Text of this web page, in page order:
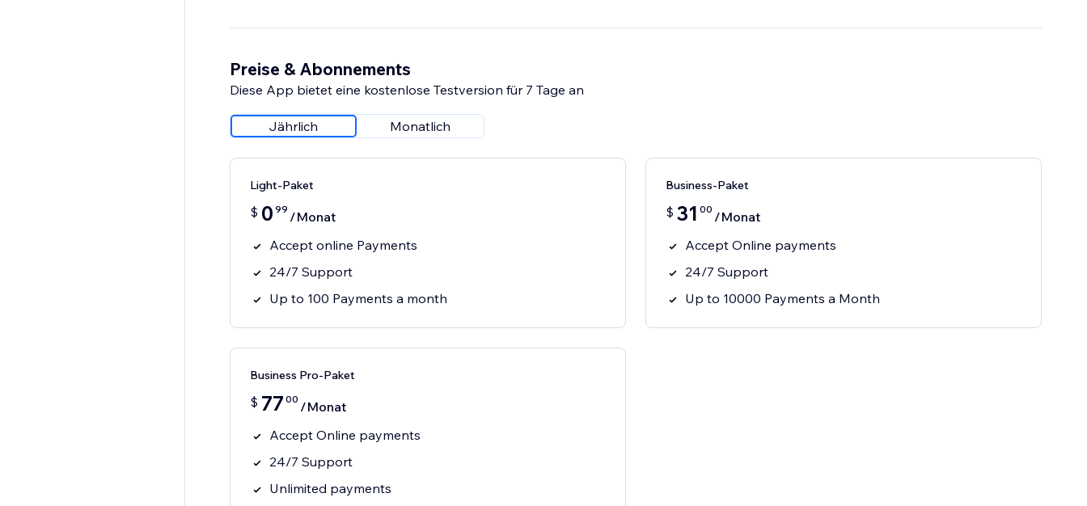
Preise & Abonnements
Diese App bietet eine kostenlose Testversion für 7 Tage an
Jährlich Monatlich
Light-Paket
$ 0 99 /Monat
Accept online Payments
24/7 Support
Up to 100 Payments a month
Business-Paket
$ 31 00 /Monat
Accept Online payments
24/7 Support
Up to 10000 Payments a Month
Business Pro-Paket
$ 77 00 /Monat
Accept Online payments
24/7 Support
Unlimited payments